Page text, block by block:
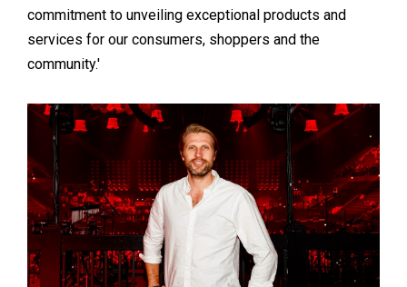
commitment to unveiling exceptional products and
services for our consumers, shoppers and the
community.'